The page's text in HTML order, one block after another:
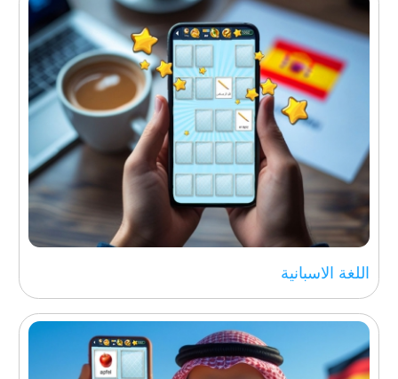
اللغة الاسبانية